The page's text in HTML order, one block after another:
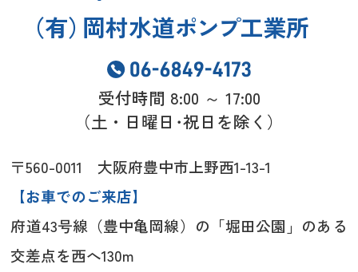
（有） 岡村水道ポンプ工業所
受付時間 8:00 ～ 17:00
（土・日曜日･祝日を除く）
〒560-0011 大阪府豊中市上野西1-13-1
【お車でのご来店】
府道43号線（豊中亀岡線）の「堀田公園」のある
交差点を西へ130m